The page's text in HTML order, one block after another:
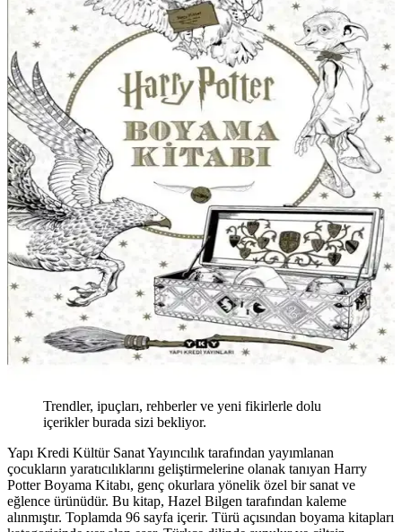
Trendler, ipuçları, rehberler ve yeni fikirlerle dolu
içerikler burada sizi bekliyor.
Yapı Kredi Kültür Sanat Yayıncılık tarafından yayımlanan
çocukların yaratıcılıklarını geliştirmelerine olanak tanıyan Harry
Potter Boyama Kitabı, genç okurlara yönelik özel bir sanat ve
eğlence ürünüdür. Bu kitap, Hazel Bilgen tarafından kaleme
alınmıştır. Toplamda 96 sayfa içerir. Türü açısından boyama kitapları